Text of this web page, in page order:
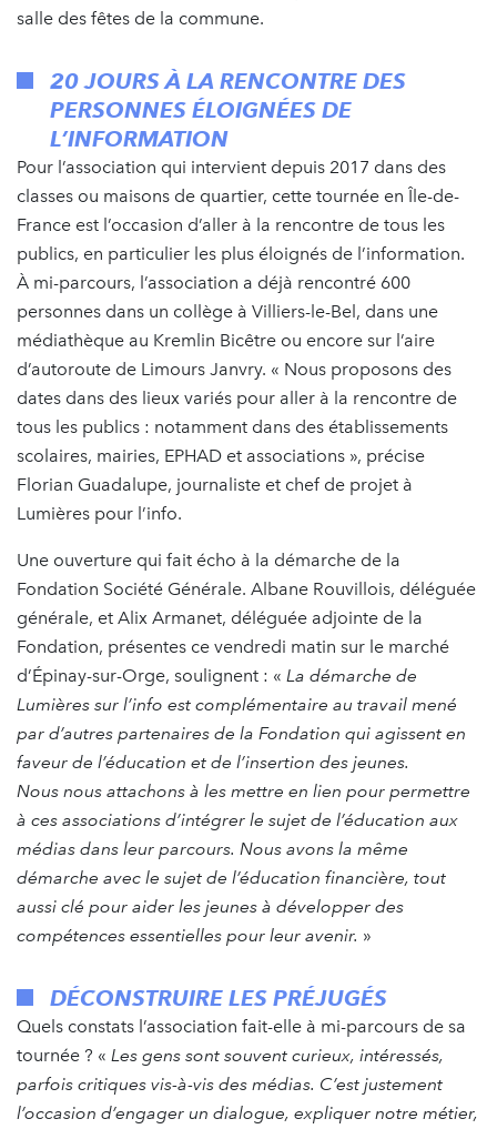
salle des fêtes de la commune.
20 JOURS À LA RENCONTRE DES
PERSONNES ÉLOIGNÉES DE
L’INFORMATION
Pour l’association qui intervient depuis 2017 dans des
classes ou maisons de quartier, cette tournée en Île-de-
France est l’occasion d’aller à la rencontre de tous les
publics, en particulier les plus éloignés de l’information.
À mi-parcours, l’association a déjà rencontré 600
personnes dans un collège à Villiers-le-Bel, dans une
médiathèque au Kremlin Bicêtre ou encore sur l’aire
d’autoroute de Limours Janvry. « Nous proposons des
dates dans des lieux variés pour aller à la rencontre de
tous les publics : notamment dans des établissements
scolaires, mairies, EPHAD et associations », précise
Florian Guadalupe, journaliste et chef de projet à
Lumières pour l’info.
Une ouverture qui fait écho à la démarche de la
Fondation Société Générale. Albane Rouvillois, déléguée
générale, et Alix Armanet, déléguée adjointe de la
Fondation, présentes ce vendredi matin sur le marché
d’Épinay-sur-Orge, soulignent : « La démarche de
Lumières sur l’info est complémentaire au travail mené
par d’autres partenaires de la Fondation qui agissent en
faveur de l’éducation et de l’insertion des jeunes.
Nous nous attachons à les mettre en lien pour permettre
à ces associations d’intégrer le sujet de l’éducation aux
médias dans leur parcours. Nous avons la même
démarche avec le sujet de l’éducation financière, tout
aussi clé pour aider les jeunes à développer des
compétences essentielles pour leur avenir. »
DÉCONSTRUIRE LES PRÉJUGÉS
Quels constats l’association fait-elle à mi-parcours de sa
tournée ? « Les gens sont souvent curieux, intéressés,
parfois critiques vis-à-vis des médias. C’est justement
l’occasion d’engager un dialogue, expliquer notre métier,